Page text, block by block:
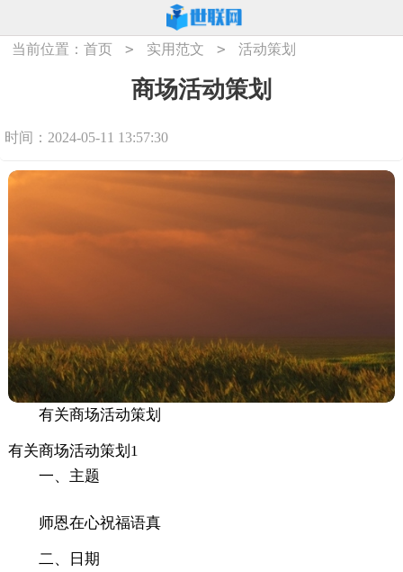
当前位置：首页 > 实用范文 > 活动策划
商场活动策划
时间：2024-05-11 13:57:30
有关商场活动策划
有关商场活动策划1
一、主题
师恩在心祝福语真
二、日期